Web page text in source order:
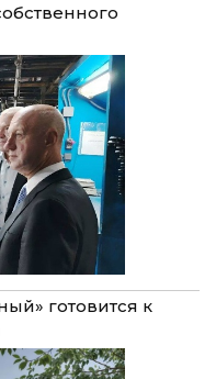
готовится к